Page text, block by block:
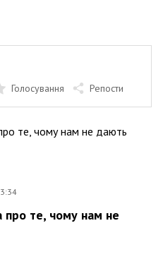
Голосування Репости
те, чому нам не